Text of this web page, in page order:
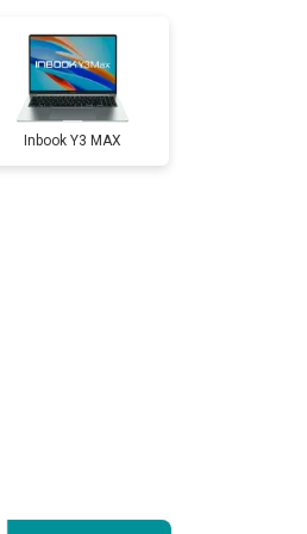
Заказать
Заказать
Inbook Y3 MAX